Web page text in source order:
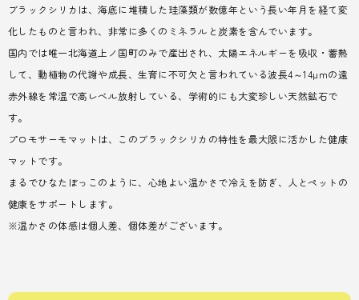
ブラックシリカは、海底に堆積した珪藻類が数億年という長い年月を経て変
化したものと言われ、非常に多くのミネラルと炭素を含んでいます。
国内では唯一北海道上ノ国町のみで産出され、太陽エネルギーを吸収・蓄熱
して、動植物の代謝や成長、生育に不可欠と言われている波長4～14μmの遠
赤外線を常温で高レベル放射している、学術的にも大変珍しい天然鉱石で
す。
プロモサーモマットは、このブラックシリカの特性を最大限に活かした健康
マットです。
まるでひなたぼっこのように、心地よい温かさで冷えを防ぎ、人とペットの
健康をサポートします。
※温かさの体感は個人差、個体差がございます。